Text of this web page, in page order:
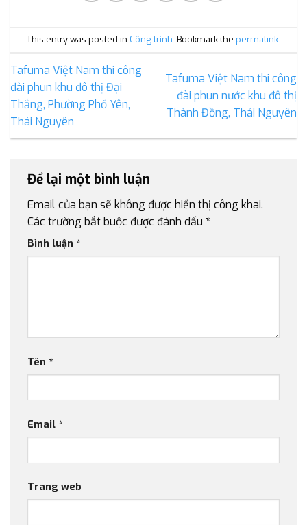
This entry was posted in Công trình. Bookmark the permalink.
Tafuma Việt Nam thi công
đài phun khu đô thị Đại
Thắng, Phường Phổ Yên,
Thái Nguyên
Tafuma Việt Nam thi công
đài phun nước khu đô thị
Thành Đồng, Thái Nguyên
Để lại một bình luận
Email của bạn sẽ không được hiển thị công khai.
Các trường bắt buộc được đánh dấu *
Bình luận *
Tên *
Email *
Trang web